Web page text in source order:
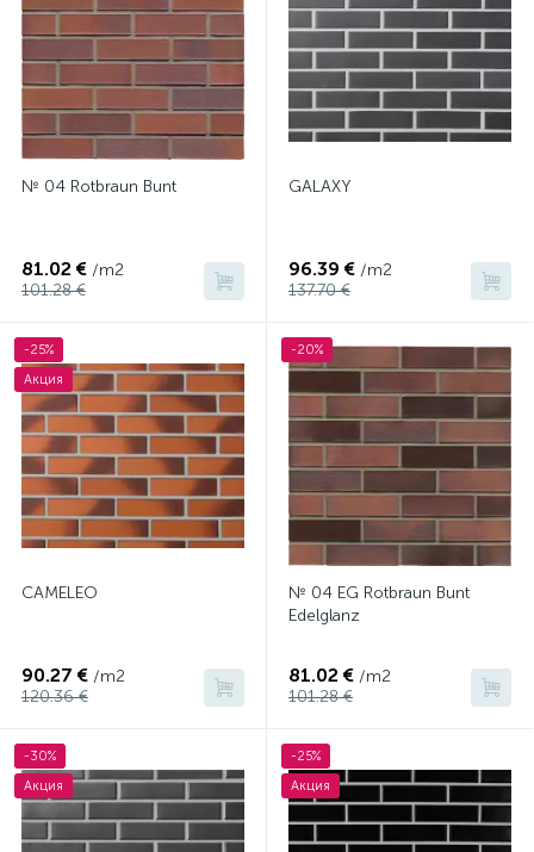
№ 04 Rotbraun Bunt
81.02 € /m2
101.28 €
GALAXY
96.39 € /m2
137.70 €
-25%
Акция
CAMELEO
90.27 € /m2
120.36 €
-20%
№ 04 EG Rotbraun Bunt
Edelglanz
81.02 € /m2
101.28 €
-30%
Акция
-25%
Акция